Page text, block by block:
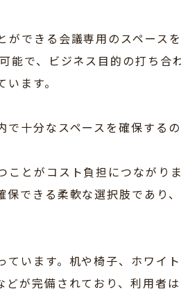
できる会議専用のスペースを
能で、ビジネス目的の打ち合
ます。
十分なスペースを確保する
とがコスト負担につながりま
できる柔軟な選択肢であり
います。机や椅子、ホワイ
が完備されており、利用者